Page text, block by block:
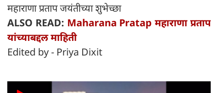
महाराणा प्रताप जयंतीच्या शुभेच्छा
ALSO READ: Maharana Pratap महाराणा प्रताप
यांच्याबद्दल माहिती
Edited by - Priya Dixit